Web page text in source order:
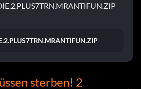
sterben! 2